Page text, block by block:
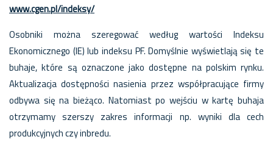
www.cgen.pl/indeksy/
Osobniki można szeregować według wartości Indeksu
Ekonomicznego (IE) lub indeksu PF. Domyślnie wyświetlają się te
buhaje, które są oznaczone jako dostępne na polskim rynku.
Aktualizacja dostępności nasienia przez współpracujące firmy
odbywa się na bieżąco. Natomiast po wejściu w kartę buhaja
otrzymamy szerszy zakres informacji np. wyniki dla cech
produkcyjnych czy inbredu.